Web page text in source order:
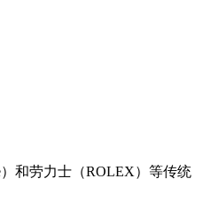
和劳力士（ROLEX）等传统